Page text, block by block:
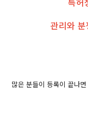
관리와
많은 분들이 등록이 끝나